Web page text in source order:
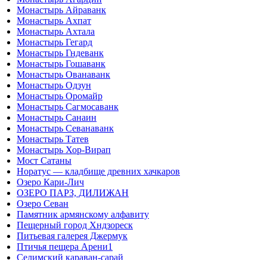
Монастырь Айраванк
Монастырь Ахпат
Монастырь Ахтала
Монастырь Гегард
Монастырь Гндеванк
Монастырь Гошаванк
Монастырь Ованаванк
Монастырь Одзун
Монастырь Оромайр
Монастырь Сагмосаванк
Монастырь Санаин
Монастырь Севанаванк
Монастырь Татев
Монастырь Хор-Вирап
Мост Сатаны
Норатус — кладбище древних хачкаров
Озеро Кари-Лич
ОЗЕРО ПАРЗ, ДИЛИЖАН
Озеро Севан
Памятник армянскому алфавиту
Пещерный город Хндзореск
Питьевая галерея Джермук
Птичья пещера Арени1
Селимский караван-сарай